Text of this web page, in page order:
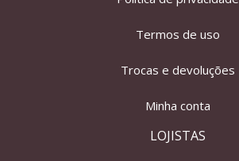
Termos de uso
Trocas e devoluções
Minha conta
LOJISTAS